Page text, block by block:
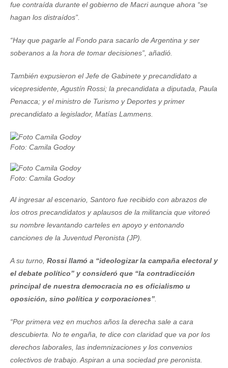
fue contraída durante el gobierno de Macri aunque ahora “se
hagan los distraídos”.
“Hay que pagarle al Fondo para sacarlo de Argentina y ser
soberanos a la hora de tomar decisiones”, añadió.
También expusieron el Jefe de Gabinete y precandidato a
vicepresidente, Agustín Rossi; la precandidata a diputada, Paula
Penacca; y el ministro de Turismo y Deportes y primer
precandidato a legislador, Matías Lammens.
Foto: Camila Godoy
Foto: Camila Godoy
Al ingresar al escenario, Santoro fue recibido con abrazos de
los otros precandidatos y aplausos de la militancia que vitoreó
su nombre levantando carteles en apoyo y entonando
canciones de la Juventud Peronista (JP).
A su turno, Rossi llamó a “ideologizar la campaña electoral y
el debate político” y consideró que “la contradicción
principal de nuestra democracia no es oficialismo u
oposición, sino política y corporaciones”
“Por primera vez en muchos años la derecha sale a cara
descubierta. No te engaña, te dice con claridad que va por los
derechos laborales, las indemnizaciones y los convenios
colectivos de trabajo. Aspiran a una sociedad pre peronista.